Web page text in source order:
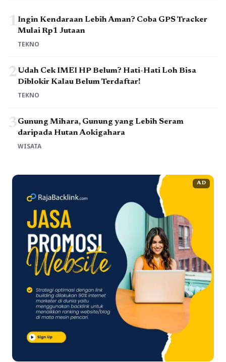
1Ingin Kendaraan Lebih Aman? Coba GPS Tracker
Mulai Rp1 Jutaan
TEKNO
2Udah Cek IMEI HP Belum? Hati-Hati Loh Bisa
Diblokir Kalau Belum Terdaftar!
TEKNO
3Gunung Mihara, Gunung yang Lebih Seram
daripada Hutan Aokigahara
WISATA
AD